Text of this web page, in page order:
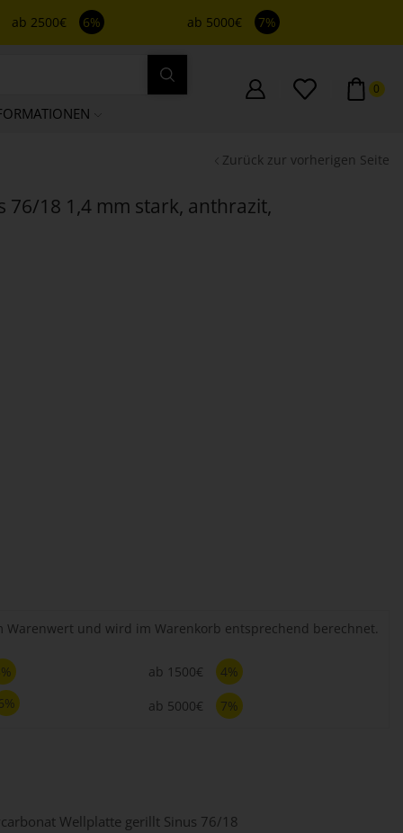
ab 2500€ 6% ab 5000€ 7%
0
Zurück zur vorherigen Seite
76/18 1,4 mm stark, anthrazit,
Warenwert und wird im Warenkorb entsprechend berechnet.
ab 1500€
4%
ab 5000€ 7%
Wellplatte gerillt Sinus 76/18